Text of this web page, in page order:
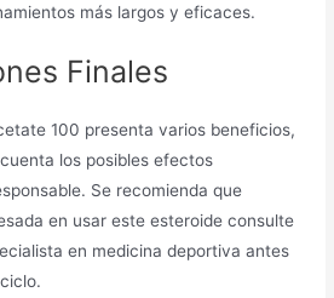
más largos y eficaces.
Finales
100 presenta varios beneficios,
los posibles efectos
Se recomienda que
en usar este esteroide consulte
en medicina deportiva antes